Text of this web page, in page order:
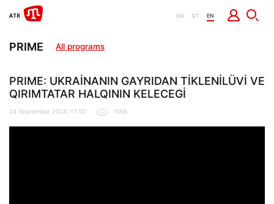
UA QT EN
PRIME All programs
PRIME: UKRAİNANIN GAYRIDAN TİKLENİLÜVİ VE
QIRIMTATAR HALQININ KELECEGİ
24 September 2024, 17:00 1056